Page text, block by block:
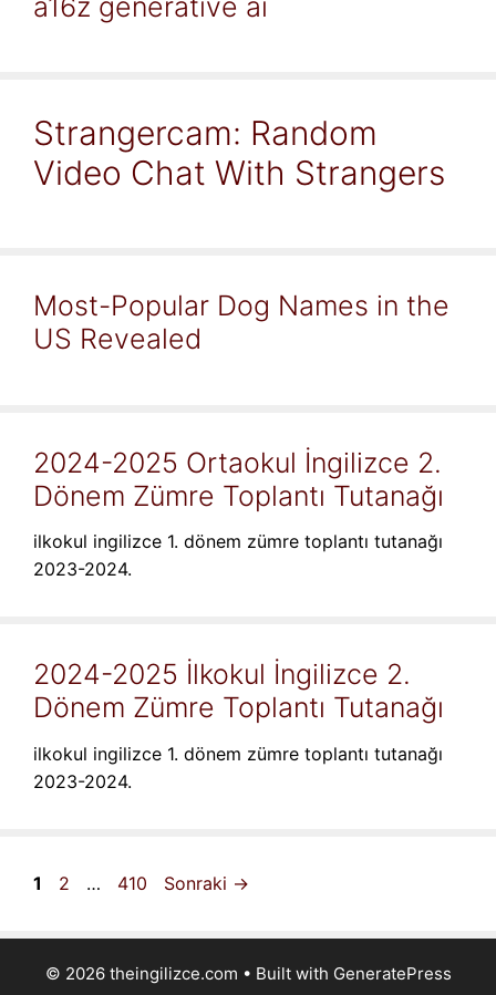
Strangercam: Random
Video Chat With Strangers
Most-Popular Dog Names in the
US Revealed
2024-2025 Ortaokul İngilizce 2.
Dönem Zümre Toplantı Tutanağı
ilkokul ingilizce 1. dönem zümre toplantı tutanağı
2023-2024.
2024-2025 İlkokul İngilizce 2.
Dönem Zümre Toplantı Tutanağı
ilkokul ingilizce 1. dönem zümre toplantı tutanağı
2023-2024.
Sayfa
1 Sayfa
2 … Sayfa
410 Sonraki →
© 2026 theingilizce.com • Built with GeneratePress